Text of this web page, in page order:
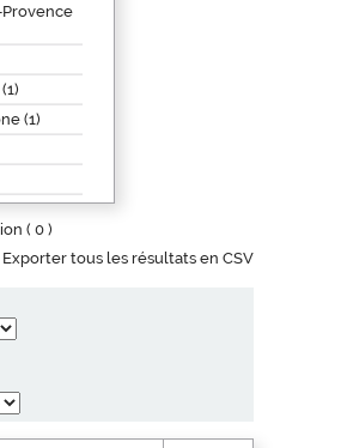
(1)
( 0 )
Exporter tous les résultats en CSV